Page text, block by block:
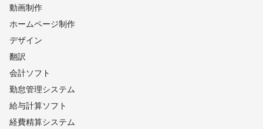
動画制作
ホームページ制作
デザイン
翻訳
会計ソフト
勤怠管理システム
給与計算ソフト
経費精算システム